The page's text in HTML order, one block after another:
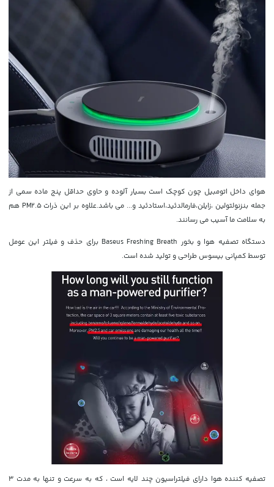
هوای داخل اتومبیل چون کوچک است بسیار آلوده و حاوی حداقل پنج ماده سمی از
جمله بنزنولتولین ،زایلن،فارمالدئید،استادئید و... می باشد.علاوه بر این ذرات PM2.5 هم
به سلامت ما آسیب می رسانند.
دستگاه تصفیه هوا و بخور Baseus Freshing Breath برای حذف و فیلتر این عومل
توسط کمپانی بیسوس طراحی و تولید شده است.
تصفیه کننده هوا دارای فیلتراسیون چند لایه است ، که به سرعت و تنها به مدت 3